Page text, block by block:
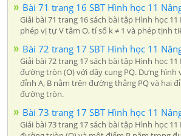
Bài 71 trang 16 SBT Hình học 11
Giải bài 71 trang 16 sách bài tập Hình học 11
phép vị tự V tâm O, tỉ số k ≠ 1 và phép tịnh
Bài 72 trang 17 SBT Hình học 11
Giải bài 72 trang 17 sách bài tập Hình học 11
đường tròn (O) với dây cung PQ. Dựng hình
đỉnh A, B nằm trên đường thẳng PQ và hai
đường tròn.
Bài 73 trang 17 SBT Hình học 11
Giải bài 73 trang 17 sách bài tập Hình học 11